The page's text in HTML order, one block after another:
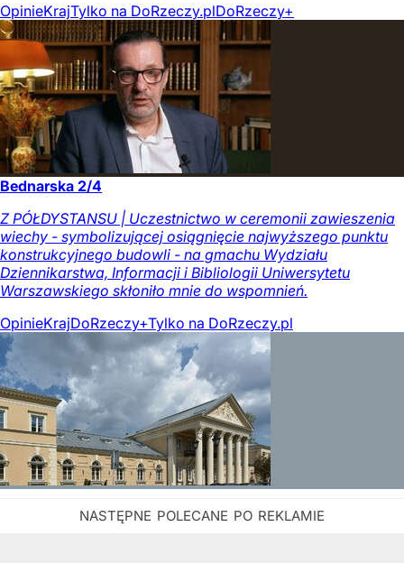
OpinieKrajTylko na DoRzeczy.plDoRzeczy+
Bednarska 2/4
Z PÓŁDYSTANSU | Uczestnictwo w ceremonii zawieszenia
wiechy - symbolizującej osiągnięcie najwyższego punktu
konstrukcyjnego budowli - na gmachu Wydziału
Dziennikarstwa, Informacji i Bibliologii Uniwersytetu
Warszawskiego skłoniło mnie do wspomnień.
OpinieKrajDoRzeczy+Tylko na DoRzeczy.pl